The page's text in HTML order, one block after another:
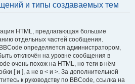
и типы создаваемых тем
HTML, предлагающая большие
отдельных частей сообщения.
определяется администратором,
отключён на уровне сообщения в
очень похож на HTML, но теги в нём
[ и ], а не в < и >. За дополнительной
к руководству по BBCode, ссылка на